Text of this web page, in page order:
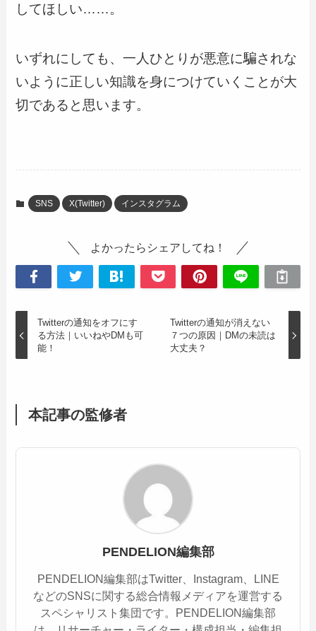
してほしい……。
いずれにしても、一人ひとりが悪意に騙されな
いように正しい知識を身につけていくことが大
切であると思います。
SNS X(Twitter) インスタグラム
よかったらシェアしてね！
Twitterの通知をオフにす
る方法｜いいねやDMも可
能！
Twitterの通知が消えない
７つの原因｜DMの未読は
大丈夫？
本記事の監修者
PENDELION編集部
PENDELION編集部はTwitter、Instagram、LINE
などのSNSに関する総合情報メディアを運営する
スペシャリスト集団です。PENDELION編集部